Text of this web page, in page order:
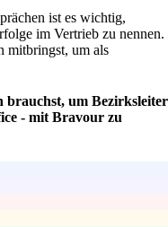
ist es wichtig,
im Vertrieb zu nennen.
mitbringst, um als
brauchst, um Bezirksleiter
- mit Bravour zu